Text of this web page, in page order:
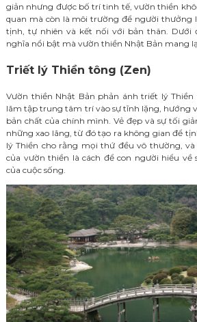
giản nhưng được bố trí tinh tế, vườn thiền
quan mà còn là môi trường để người thưởng
tịnh, tự nhiên và kết nối với bản thân. Dưới
nghĩa nổi bật mà vườn thiền Nhật Bản mang
Triết lý Thiền tông (Zen)
Vườn thiền Nhật Bản phản ánh triết lý
lãm tập trung tâm trí vào sự tĩnh lặng, hướng
bản chất của chính mình. Vẻ đẹp và sự tối
những xao lãng, từ đó tạo ra không gian để
lý Thiền cho rằng mọi thứ đều vô thường,
của vườn thiền là cách để con người hiểu về
của cuộc sống.